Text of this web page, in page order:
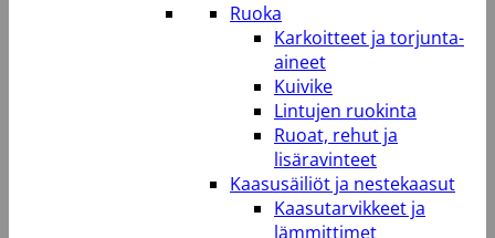
Ruoka
Karkoitteet ja torjunta-
aineet
Kuivike
Lintujen ruokinta
Ruoat, rehut ja
lisäravinteet
Kaasusäiliöt ja nestekaasut
Kaasutarvikkeet ja
lämmittimet